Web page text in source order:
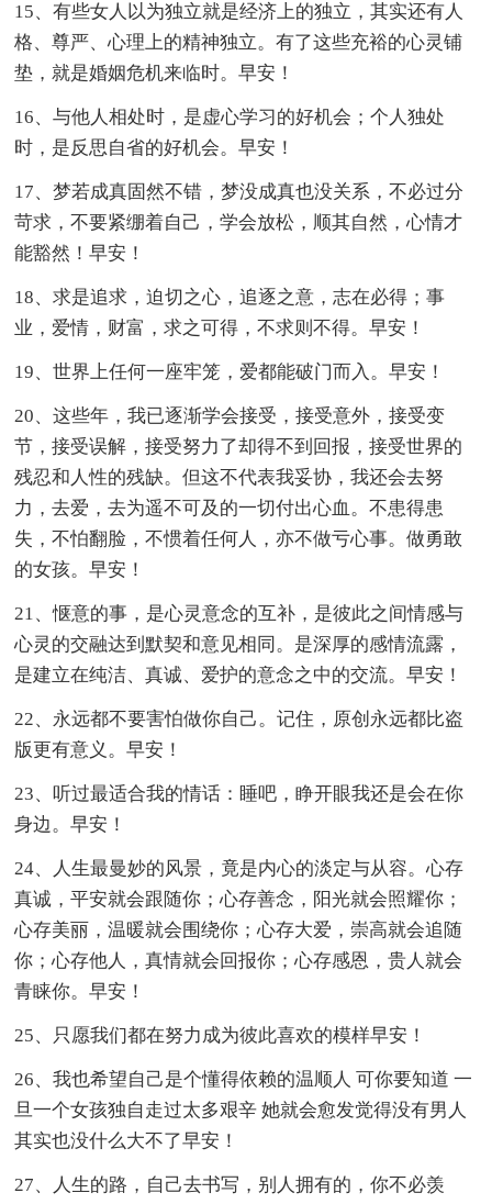
15、有些女人以为独立就是经济上的独立，其实还有人
格、尊严、心理上的精神独立。有了这些充裕的心灵铺
垫，就是婚姻危机来临时。早安！
16、与他人相处时，是虚心学习的好机会；个人独处
时，是反思自省的好机会。早安！
17、梦若成真固然不错，梦没成真也没关系，不必过分
苛求，不要紧绷着自己，学会放松，顺其自然，心情才
能豁然！早安！
18、求是追求，迫切之心，追逐之意，志在必得；事
业，爱情，财富，求之可得，不求则不得。早安！
19、世界上任何一座牢笼，爱都能破门而入。早安！
20、这些年，我已逐渐学会接受，接受意外，接受变
节，接受误解，接受努力了却得不到回报，接受世界的
残忍和人性的残缺。但这不代表我妥协，我还会去努
力，去爱，去为遥不可及的一切付出心血。不患得患
失，不怕翻脸，不惯着任何人，亦不做亏心事。做勇敢
的女孩。早安！
21、惬意的事，是心灵意念的互补，是彼此之间情感与
心灵的交融达到默契和意见相同。是深厚的感情流露，
是建立在纯洁、真诚、爱护的意念之中的交流。早安！
22、永远都不要害怕做你自己。记住，原创永远都比盗
版更有意义。早安！
23、听过最适合我的情话：睡吧，睁开眼我还是会在你
身边。早安！
24、人生最曼妙的风景，竟是内心的淡定与从容。心存
真诚，平安就会跟随你；心存善念，阳光就会照耀你；
心存美丽，温暖就会围绕你；心存大爱，崇高就会追随
你；心存他人，真情就会回报你；心存感恩，贵人就会
青睐你。早安！
25、只愿我们都在努力成为彼此喜欢的模样早安！
26、我也希望自己是个懂得依赖的温顺人 可你要知道 一
旦一个女孩独自走过太多艰辛 她就会愈发觉得没有男人
其实也没什么大不了早安！
27、人生的路，自己去书写，别人拥有的，你不必羡